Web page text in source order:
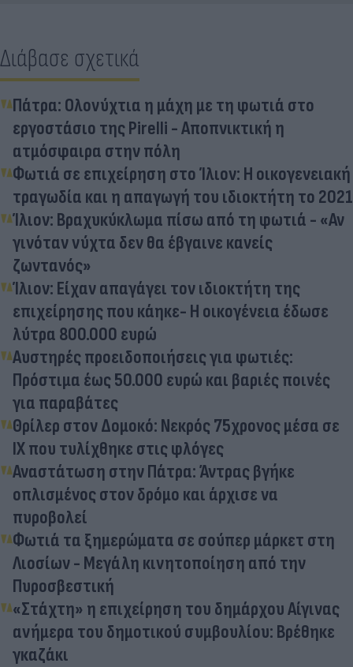
Διάβασε σχετικά
Πάτρα: Ολονύχτια η μάχη με τη φωτιά στο
εργοστάσιο της Pirelli - Αποπνικτική η
ατμόσφαιρα στην πόλη
Φωτιά σε επιχείρηση στο Ίλιον: Η οικογενειακή
τραγωδία και η απαγωγή του ιδιοκτήτη το 2021
Ίλιον: Βραχυκύκλωμα πίσω από τη φωτιά - «Αν
γινόταν νύχτα δεν θα έβγαινε κανείς
ζωντανός»
Ίλιον: Είχαν απαγάγει τον ιδιοκτήτη της
επιχείρησης που κάηκε- Η οικογένεια έδωσε
λύτρα 800.000 ευρώ
Αυστηρές προειδοποιήσεις για φωτιές:
Πρόστιμα έως 50.000 ευρώ και βαριές ποινές
για παραβάτες
Θρίλερ στον Δομοκό: Νεκρός 75χρονος μέσα σε
ΙΧ που τυλίχθηκε στις φλόγες
Αναστάτωση στην Πάτρα: Άντρας βγήκε
οπλισμένος στον δρόμο και άρχισε να
πυροβολεί
Φωτιά τα ξημερώματα σε σούπερ μάρκετ στη
Λιοσίων - Μεγάλη κινητοποίηση από την
Πυροσβεστική
«Στάχτη» η επιχείρηση του δημάρχου Αίγινας
ανήμερα του δημοτικού συμβουλίου: Βρέθηκε
γκαζάκι